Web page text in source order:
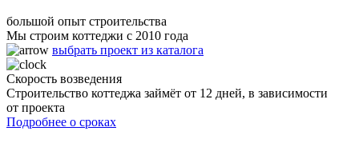
большой опыт строительства
Мы строим коттеджи с 2010 года
выбрать проект из каталога
Скорость возведения
Строительство коттеджа займёт от 12 дней, в зависимости
от проекта
Подробнее о сроках